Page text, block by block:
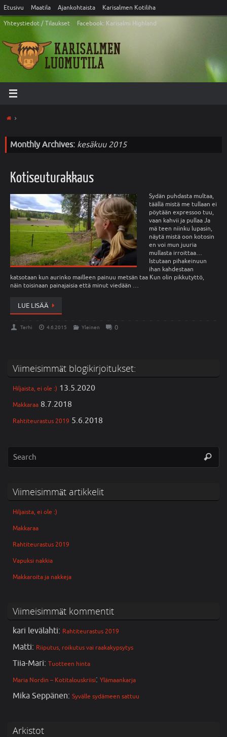
Etusivu Maatila Ajankohtaista
Karisalmen Kotiliha
Yhteystiedot / Tilaukset
Facebook: Karisalmi Highland
Monthly Archives: kesäkuu 2015
Kotiseuturakkaus
Sydän puhdasta multaa,
täällä mistä me tullaan ei
pöytään expressoo tuu,
vaan kahvii ja pullaa Ja
mä teen niinku lupasin,
näytä mistä oon kotosin
en voi mun juuria
mullasta irroittaa…
Istutaan pihakeinuun
ihan kahdestaan
katsotaan kun aurinko mailleen painuu metsän taa Kun olin pikkutyttö,
näin toisinaan painajaisia että minut viedään …
LUE LISÄÄ
Terhi 4.6.2015 Yleinen 0
Viimeisimmät blogikirjoitukset:
Hiljaista, ei ole :) 13.5.2020
Makkaraa 8.7.2018
Rahtiteurastus 2019 5.6.2018
Viimeisimmät artikkelit
Hiljaista, ei ole :)
Makkaraa
Rahtiteurastus 2019
Vapuksi nakkia
Makkaroita ja nakkeja
Viimeisimmät kommentit
kari levälahti: Rahtiteurastus 2019
Matti: Riiputus, roikutus vai raakakypsytys
Tiia-Mari: Tuotteen hinta
Maria Nordin – Kotitalouskriisi: Ylämaankarja
Mika Seppänen: Syvälle sydämeen sattuu
Arkistot